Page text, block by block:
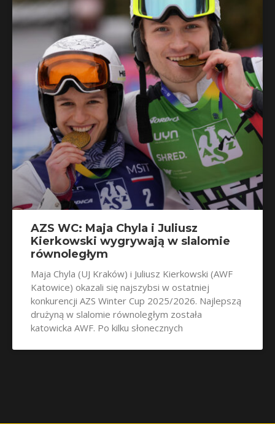
AZS WC: Maja Chyla i Juliusz
Kierkowski wygrywają w slalomie
równoległym
Maja Chyla (UJ Kraków) i Juliusz Kierkowski (AWF
Katowice) okazali się najszybsi w ostatniej
konkurencji AZS Winter Cup 2025/2026. Najlepszą
drużyną w slalomie równoległym została
katowicka AWF. Po kilku słonecznych